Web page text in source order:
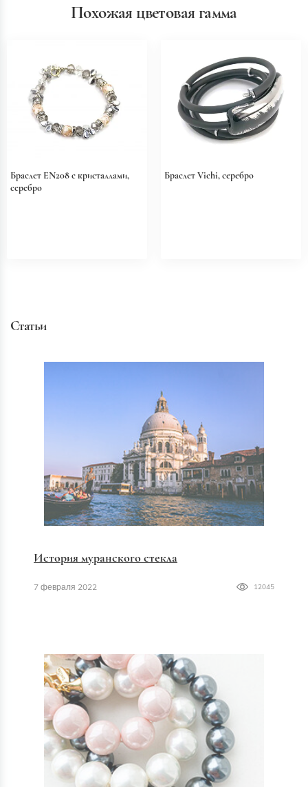
Похожая цветовая гамма
Браслет EN208 с кристаллами,
серебро
Браслет Vichi, серебро
Статьи
История муранского стекла
7 февраля 2022 12045